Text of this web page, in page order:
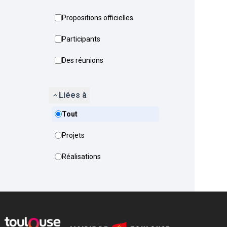
Propositions officielles
Participants
Des réunions
Liées à
Tout
Projets
Réalisations